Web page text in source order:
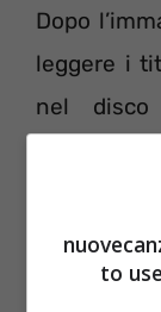
Dopo
leggere i
nel disco
to